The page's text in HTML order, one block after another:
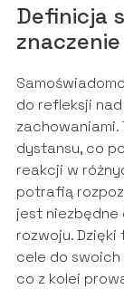
Definicja
znaczenie
do refleksji
dystansu, co
reakcji w
potrafią
jest niezbędne
rozwoju.
cele do
co z kolei